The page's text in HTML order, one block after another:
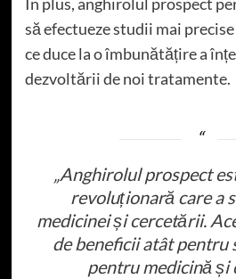
să efectueze studii mai
ce duce la o îmbunătățire a
dezvoltării de noi tratamente.
„Anghirolul prospect
revoluționară care a
medicinei și cercetării.
de beneficii atât pentru
pentru medicină și